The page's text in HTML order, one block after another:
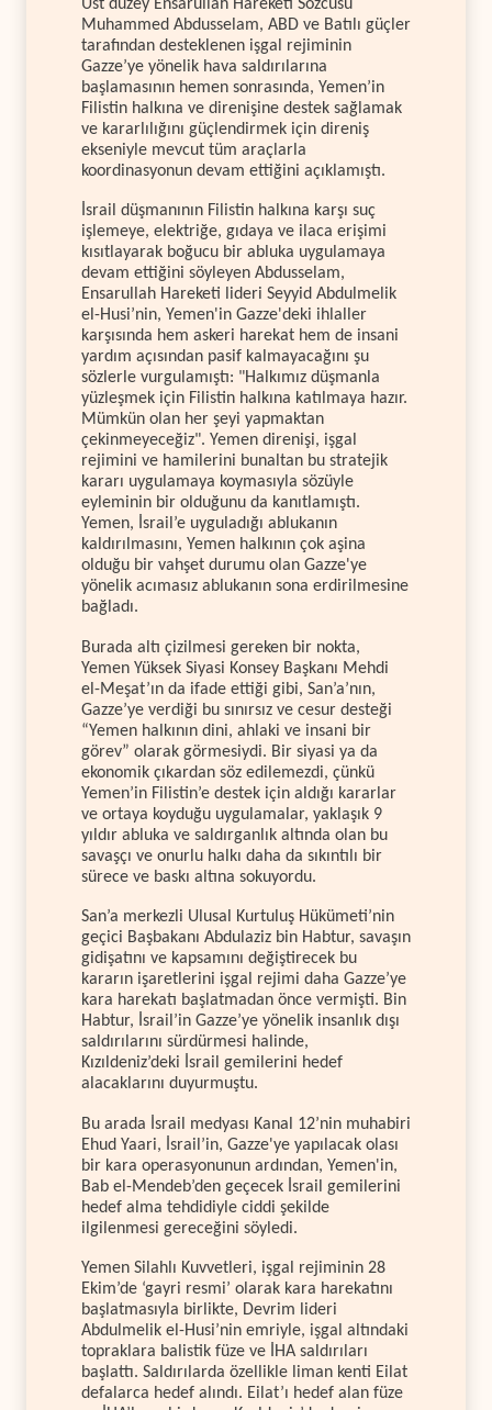
Üst düzey Ensarullah Hareketi Sözcüsü
Muhammed Abdusselam, ABD ve Batılı güçler
tarafından desteklenen işgal rejiminin
Gazze’ye yönelik hava saldırılarına
başlamasının hemen sonrasında, Yemen’in
Filistin halkına ve direnişine destek sağlamak
ve kararlılığını güçlendirmek için direniş
ekseniyle mevcut tüm araçlarla
koordinasyonun devam ettiğini açıklamıştı.
İsrail düşmanının Filistin halkına karşı suç
işlemeye, elektriğe, gıdaya ve ilaca erişimi
kısıtlayarak boğucu bir abluka uygulamaya
devam ettiğini söyleyen Abdusselam,
Ensarullah Hareketi lideri Seyyid Abdulmelik
el-Husi’nin, Yemen'in Gazze'deki ihlaller
karşısında hem askeri harekat hem de insani
yardım açısından pasif kalmayacağını şu
sözlerle vurgulamıştı: "Halkımız düşmanla
yüzleşmek için Filistin halkına katılmaya hazır.
Mümkün olan her şeyi yapmaktan
çekinmeyeceğiz". Yemen direnişi, işgal
rejimini ve hamilerini bunaltan bu stratejik
kararı uygulamaya koymasıyla sözüyle
eyleminin bir olduğunu da kanıtlamıştı.
Yemen, İsrail’e uyguladığı ablukanın
kaldırılmasını, Yemen halkının çok aşina
olduğu bir vahşet durumu olan Gazze'ye
yönelik acımasız ablukanın sona erdirilmesine
bağladı.
Burada altı çizilmesi gereken bir nokta,
Yemen Yüksek Siyasi Konsey Başkanı Mehdi
el-Meşat’ın da ifade ettiği gibi, San’a’nın,
Gazze’ye verdiği bu sınırsız ve cesur desteği
“Yemen halkının dini, ahlaki ve insani bir
görev” olarak görmesiydi. Bir siyasi ya da
ekonomik çıkardan söz edilemezdi, çünkü
Yemen’in Filistin’e destek için aldığı kararlar
ve ortaya koyduğu uygulamalar, yaklaşık 9
yıldır abluka ve saldırganlık altında olan bu
savaşçı ve onurlu halkı daha da sıkıntılı bir
sürece ve baskı altına sokuyordu.
San’a merkezli Ulusal Kurtuluş Hükümeti’nin
geçici Başbakanı Abdulaziz bin Habtur, savaşın
gidişatını ve kapsamını değiştirecek bu
kararın işaretlerini işgal rejimi daha Gazze’ye
kara harekatı başlatmadan önce vermişti. Bin
Habtur, İsrail’in Gazze’ye yönelik insanlık dışı
saldırılarını sürdürmesi halinde,
Kızıldeniz’deki İsrail gemilerini hedef
alacaklarını duyurmuştu.
Bu arada İsrail medyası Kanal 12’nin muhabiri
Ehud Yaari, İsrail’in, Gazze'ye yapılacak olası
bir kara operasyonunun ardından, Yemen'in,
Bab el-Mendeb’den geçecek İsrail gemilerini
hedef alma tehdidiyle ciddi şekilde
ilgilenmesi gereceğini söyledi.
Yemen Silahlı Kuvvetleri, işgal rejiminin 28
Ekim’de ‘gayri resmi’ olarak kara harekatını
başlatmasıyla birlikte, Devrim lideri
Abdulmelik el-Husi’nin emriyle, işgal altındaki
topraklara balistik füze ve İHA saldırıları
başlattı. Saldırılarda özellikle liman kenti Eilat
defalarca hedef alındı. Eilat’ı hedef alan füze